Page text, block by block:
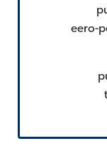
eero-